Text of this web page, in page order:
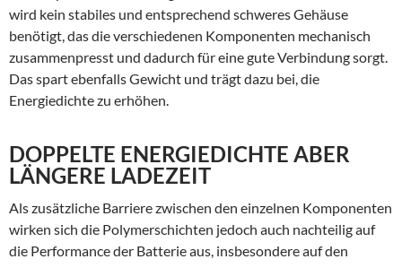
wird kein stabiles und entsprechend schweres Gehäuse
benötigt, das die verschiedenen Komponenten mechanisch
zusammenpresst und dadurch für eine gute Verbindung sorgt.
Das spart ebenfalls Gewicht und trägt dazu bei, die
Energiedichte zu erhöhen.
DOPPELTE ENERGIEDICHTE ABER
LÄNGERE LADEZEIT
Als zusätzliche Barriere zwischen den einzelnen Komponenten
wirken sich die Polymerschichten jedoch auch nachteilig auf
die Performance der Batterie aus, insbesondere auf den